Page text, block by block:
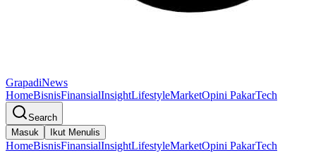
GrapadiNews
HomeBisnisFinansialInsightLifestyleMarketOpini PakarTech
Search
Masuk
Ikut Menulis
HomeBisnisFinansialInsightLifestyleMarketOpini PakarTech